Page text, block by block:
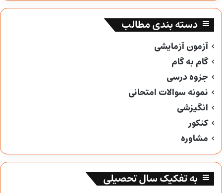
دسته بندی مطالب
آزمون آزمایشی
گام به گام
جزوه درسی
نمونه سوالات امتحانی
انگیزشی
کنکور
مشاوره
به تفکیک سال تحصیلی